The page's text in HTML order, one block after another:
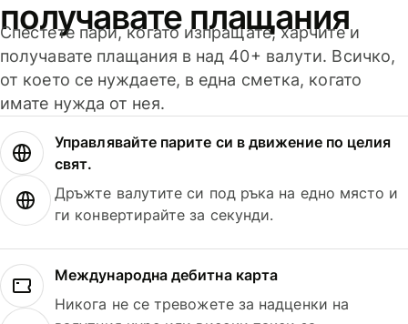
получавате плащания
Спестете пари, когато изпращате, харчите и
получавате плащания в над 40+ валути. Всичко,
от което се нуждаете, в една сметка, когато
имате нужда от нея.
Управлявайте парите си в движение по целия
свят.
Дръжте валутите си под ръка на едно място и
ги конвертирайте за секунди.
Международна дебитна карта
Никога не се тревожете за надценки на